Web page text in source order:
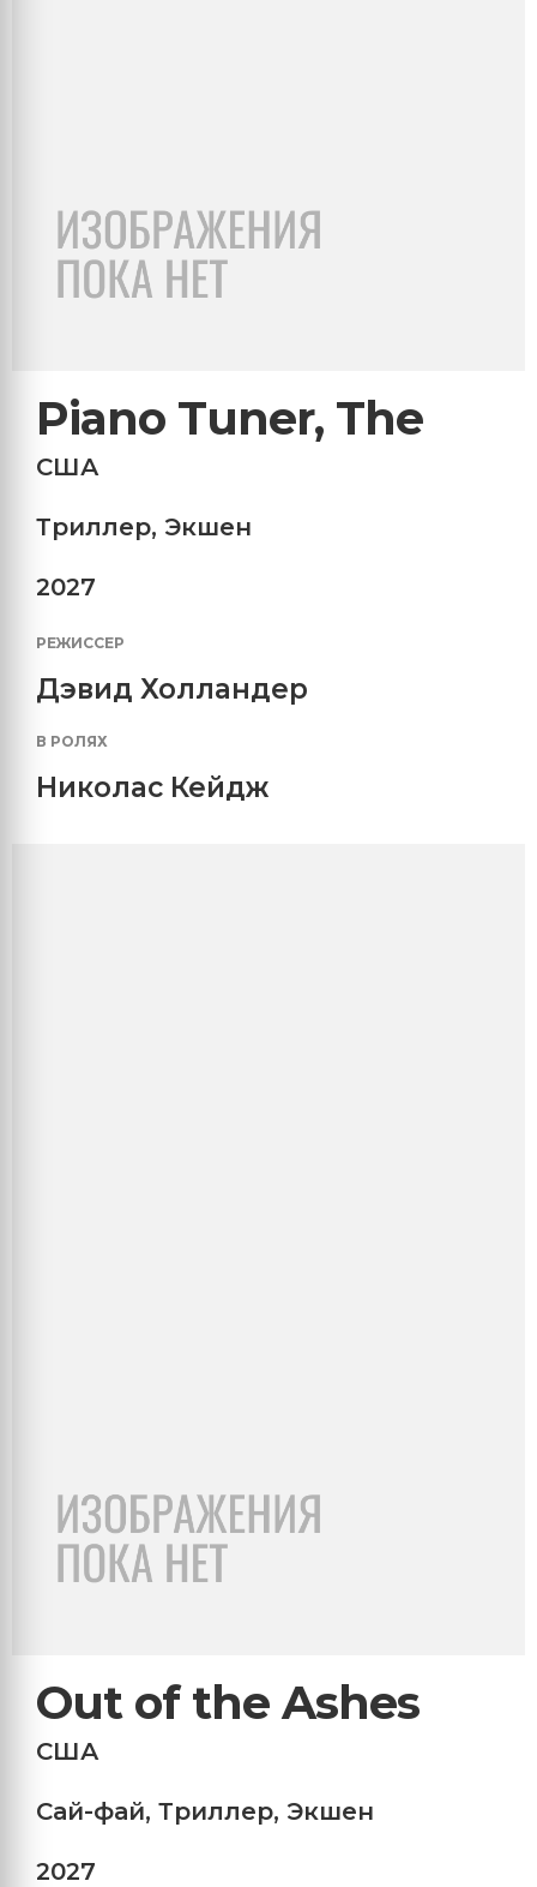
Piano Tuner, The
США
Триллер, Экшен
2027
РЕЖИССЕР
Дэвид Холландер
В РОЛЯХ
Николас Кейдж
Out of the Ashes
США
Сай-фай, Триллер, Экшен
2027